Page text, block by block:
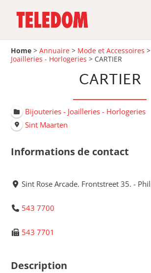
Home >Annuaire > Mode et Accessoires >
Joailleries - Horlogeries > CARTIER
CARTIER
Bijouteries - Joailleries - Horlogeries
Sint Maarten
Informations de contact
Sint Rose Arcade. Frontstreet 35. -
543 7700
543 7701
Description